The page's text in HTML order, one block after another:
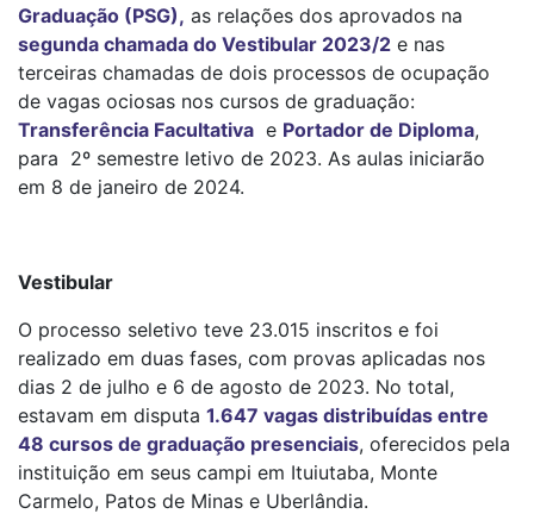
Graduação (PSG), as relações dos aprovados na
segunda chamada do Vestibular 2023/2 e nas
terceiras chamadas de dois processos de ocupação
de vagas ociosas nos cursos de graduação:
Transferência Facultativa e Portador de Diploma,
para 2º semestre letivo de 2023. As aulas iniciarão
em 8 de janeiro de 2024.
Vestibular
O processo seletivo teve 23.015 inscritos e foi
realizado em duas fases, com provas aplicadas nos
dias 2 de julho e 6 de agosto de 2023. No total,
estavam em disputa 1.647 vagas distribuídas entre
48 cursos de graduação presenciais, oferecidos pela
instituição em seus campi em Ituiutaba, Monte
Carmelo, Patos de Minas e Uberlândia.